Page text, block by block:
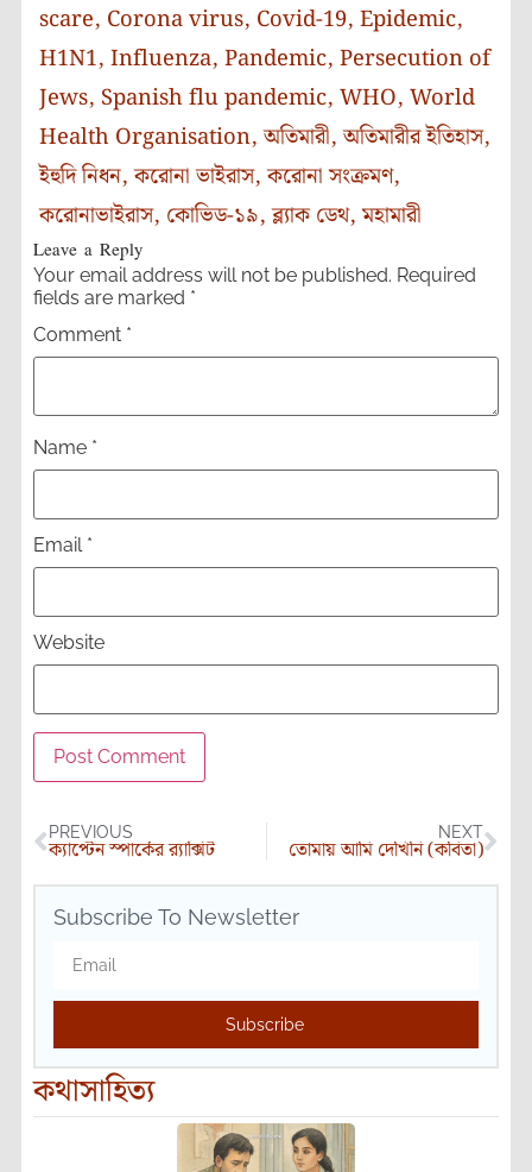
scare, Corona virus, Covid-19, Epidemic,
H1N1, Influenza, Pandemic, Persecution of
Jews, Spanish flu pandemic, WHO, World
Health Organisation,অতিমারী,অতিমারীর ইতিহাস,
ইহুদি নিধন,করোনা ভাইরাস,করোনা সংক্রমণ,
করোনাভাইরাস, কোভিড-১৯,ব্ল্যাক ডেথ,মহামারী
Leave a Reply
Your email address will not be published. Required
fields are marked *
Comment *
Name *
Email *
Website
PREVIOUS
ক্যাপ্টেন স্পার্কের র‍্যাক্সিট
NEXT
তোমায় আমি দেখিনি (কবিতা)
Subscribe To Newsletter
Subscribe
কথাসাহিত্য